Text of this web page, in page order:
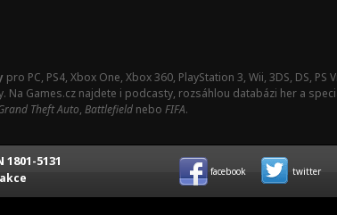
pro PC, PS4, Xbox One, Xbox 360, PlayStation 3, Wii, 3DS, DS,
Na Games.cz najdete i podcasty, rozsáhlou databázi her a
Theft Auto, Battlefield nebo FIFA.
1801-5131
facebook twitter